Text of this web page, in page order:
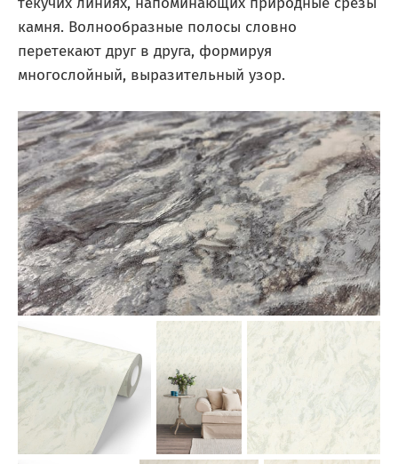
камня. Волнообразные полосы словно
перетекают друг в друга, формируя
многослойный, выразительный узор.